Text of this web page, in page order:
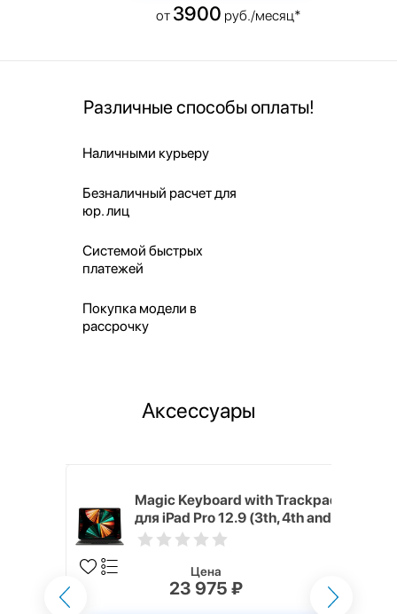
от 3900 руб./месяц*
Различные способы оплаты!
Наличными курьеру
Безналичный расчет для
юр. лиц
Системой быстрых
платежей
Покупка модели в
рассрочку
Аксессуары
Magic Keyboard with Trackpad
для iPad Pro 12.9 (3th, 4th and
5th generation) русская,
Цена
23 975 ₽